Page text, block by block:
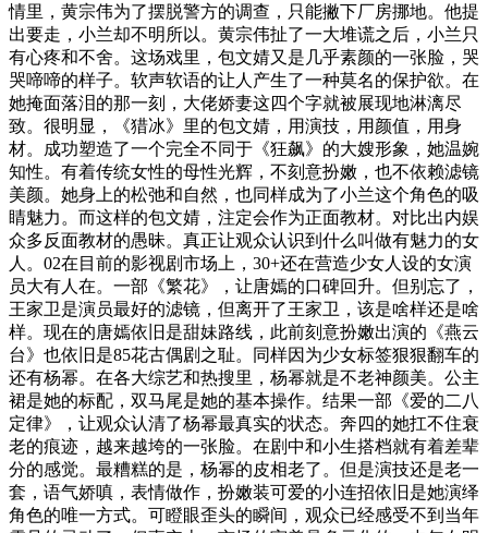
情里，黄宗伟为了摆脱警方的调查，只能撇下厂房挪地。他提
出要走，小兰却不明所以。黄宗伟扯了一大堆谎之后，小兰只
有心疼和不舍。这场戏里，包文婧又是几乎素颜的一张脸，哭
哭啼啼的样子。软声软语的让人产生了一种莫名的保护欲。在
她掩面落泪的那一刻，大佬娇妻这四个字就被展现地淋漓尽
致。很明显，《猎冰》里的包文婧，用演技，用颜值，用身
材。成功塑造了一个完全不同于《狂飙》的大嫂形象，她温婉
知性。有着传统女性的母性光辉，不刻意扮嫩，也不依赖滤镜
美颜。她身上的松弛和自然，也同样成为了小兰这个角色的吸
睛魅力。而这样的包文婧，注定会作为正面教材。对比出内娱
众多反面教材的愚昧。真正让观众认识到什么叫做有魅力的女
人。02在目前的影视剧市场上，30+还在营造少女人设的女演
员大有人在。一部《繁花》，让唐嫣的口碑回升。但别忘了，
王家卫是演员最好的滤镜，但离开了王家卫，该是啥样还是啥
样。现在的唐嫣依旧是甜妹路线，此前刻意扮嫩出演的《燕云
台》也依旧是85花古偶剧之耻。同样因为少女标签狠狠翻车的
还有杨幂。在各大综艺和热搜里，杨幂就是不老神颜美。公主
裙是她的标配，双马尾是她的基本操作。结果一部《爱的二八
定律》，让观众认清了杨幂最真实的状态。奔四的她扛不住衰
老的痕迹，越来越垮的一张脸。在剧中和小生搭档就有着差辈
分的感觉。最糟糕的是，杨幂的皮相老了。但是演技还是老一
套，语气娇嗔，表情做作，扮嫩装可爱的小连招依旧是她演绎
角色的唯一方式。可瞪眼歪头的瞬间，观众已经感受不到当年